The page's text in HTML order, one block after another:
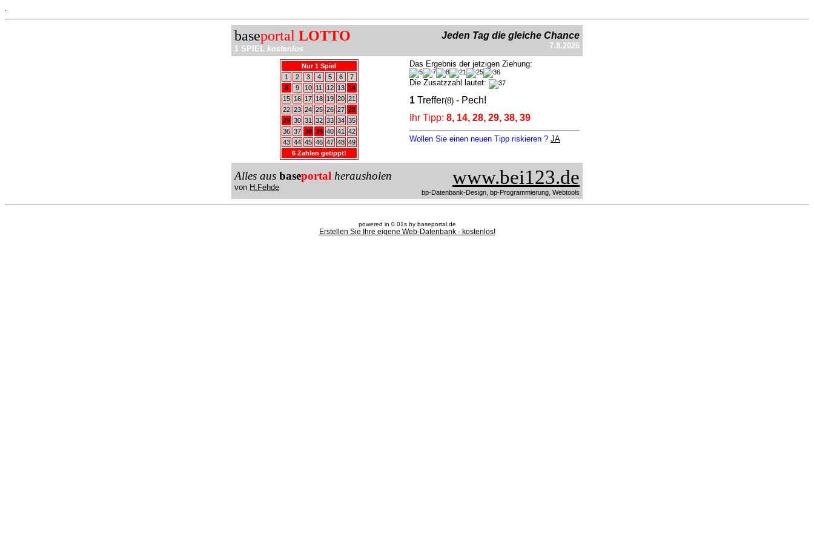
baseportal LOTTO
1 SPIEL kostenlos
Jeden Tag die gleiche Chance
7.8.2026
Nur 1 Spiel
1
2 3 4 5 6
7
8
9 10 11 12 13 14
15
16 17 18 19 20 21
22 23 24 25 26 27 28
29 30 31 32 33 34 35
36 37 38 39 40 41
42
43 44 45 46 47 48 49
6 Zahlen getippt!
Das Ergebnis der jetzigen Ziehung:
Die Zusatzzahl lautet:
1 Treffer(8) - Pech!
Ihr Tipp: 8, 14, 28, 29, 38, 39
Wollen Sie einen neuen Tipp riskieren ? JA
Alles aus baseportal herausholen
von H.Fehde www.bei123.de
bp-Datenbank-Design, bp-Programmierung, Webtools
powered in 0.01s by baseportal.de
Erstellen Sie Ihre eigene Web-Datenbank - kostenlos!